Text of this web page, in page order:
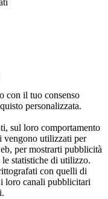
con il tuo consenso
personalizzata.
sul loro comportamento
vengono utilizzati per
per mostrarti pubblicità
statistiche di utilizzo.
con quelli di
loro canali pubblicitari